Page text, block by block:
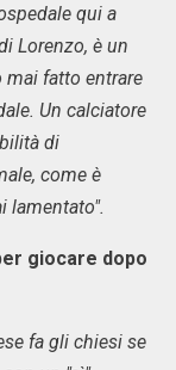
qui a
Lorenzo, è un
mai fatto entrare
Un calciatore
di
come è
lamentato".
giocare dopo
fa gli chiesi se